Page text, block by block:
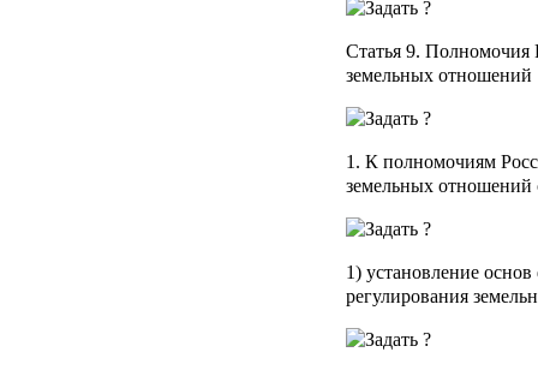
Статья 9. Полномочия
земельных отношений
1. К полномочиям
земельных отношений
1) установление
регулирования